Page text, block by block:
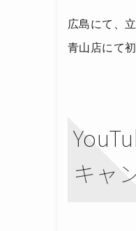
広島にて、
青山店にて
キャ